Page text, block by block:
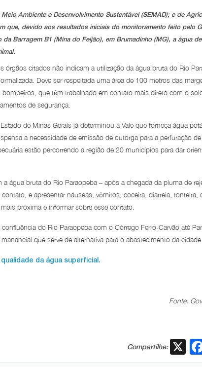
Ambiente e Desenvolvimento Sustentável (SEMAD); e de
que, devido aos resultados iniciais do monitoramento feito pelo
Barragem B1 (Mina do Feijão), em Brumadinho (MG), a água
órgãos citados não indicam a utilização da água bruta do Rio
Deve ser respeitada uma área de 100 metros das
que têm trabalhado em contato mais direto com o
de segurança.
de Minas Gerais já determinou à Vale que forneça água
a necessidade de emissão de outorga para a perfuração
estão percorrendo a região de 20 municípios para dar
água bruta do Rio Paraopeba – após a chegada da pluma de
e apresentar náuseas, vômitos, coceira, diarreia, tonteira,
próxima e informar sobre esse contato.
do Rio Paraopeba com o Córrego Ferro-Carvão até
que serve de alternativa para o abastecimento da cidade.
da água superficial.
Fonte:
Compartilhe: X